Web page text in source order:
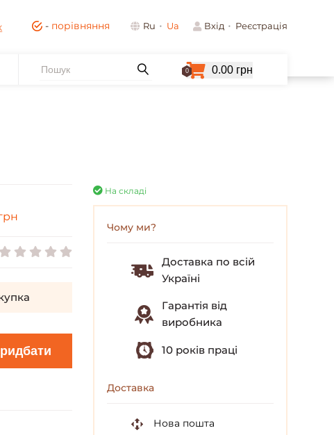
- порівняння Ru Ua Вхід Реєстрація
0 0.00 грн
На складі
Чому ми?
Доставка по всій
Україні
Гарантія від
виробника
10 років праці
Доставка
Нова пошта